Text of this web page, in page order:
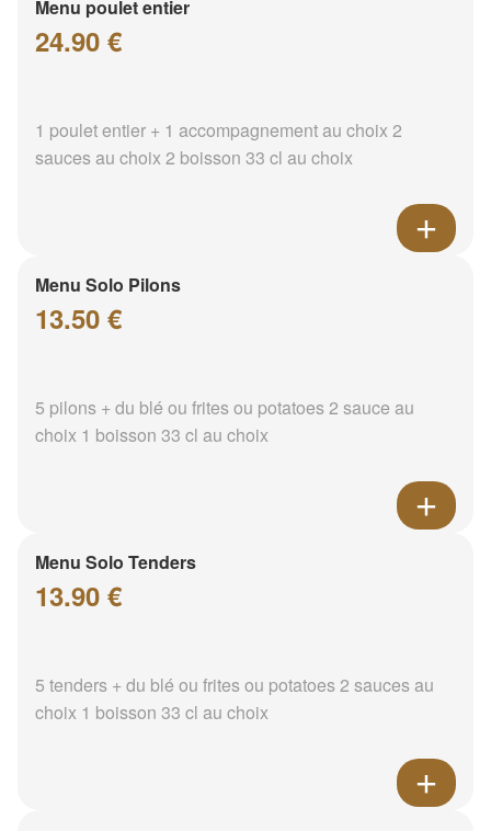
Menu poulet entier
24.90 €
1 poulet entier + 1 accompagnement au choix 2
sauces au choix 2 boisson 33 cl au choix
Menu Solo Pilons
13.50 €
5 pilons + du blé ou frites ou potatoes 2 sauce au
choix 1 boisson 33 cl au choix
Menu Solo Tenders
13.90 €
5 tenders + du blé ou frites ou potatoes 2 sauces au
choix 1 boisson 33 cl au choix